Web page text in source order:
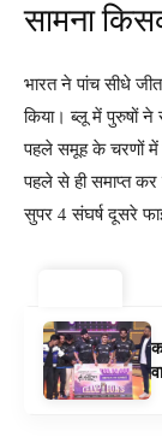
सामना
भारत ने पांच सीधे
किया। ब्लू में पुरुषों
पहले समूह के चरणों में
पहले से ही समाप्त कर
सुपर 4 संघर्ष दूसरे